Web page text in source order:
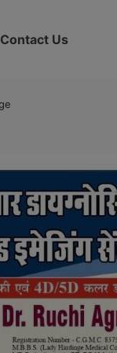
Contact Us